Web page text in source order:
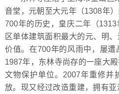
音堂，元朝至大元年（1308年
700年的历史，皇庆二年（
区单体建筑面积最大的元、明
价值。在700年的风雨中，屡遭
1987年，东林寺尚存的一座大
文物保护单位。2007年重修并
放。现又经过改造重建，拥有